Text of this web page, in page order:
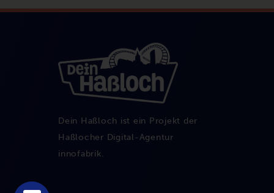
Dein Haßloch ist ein Projekt der
Haßlocher Digital-Agentur
innofabrik.